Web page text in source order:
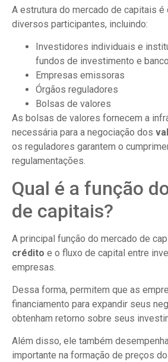
A estrutura do mercado de capitais
diversos participantes, incluindo:
Investidores individuais e
fundos de investimento e
Empresas emissoras
Órgãos reguladores
Bolsas de valores
As bolsas de valores fornecem a
necessária para a negociação dos
os reguladores garantem o
regulamentações.
Qual é a função
de capitais?
A principal função do mercado de
crédito e o fluxo de capital entre
empresas.
Dessa forma, permitem que as
financiamento para expandir seus
obtenham retorno sobre seus
Além disso, ele também
importante na formação de preços